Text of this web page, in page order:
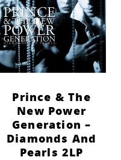
Prince & The
New Power
Generation –
Diamonds And
Pearls 2LP